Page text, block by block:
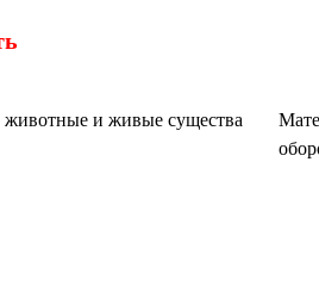
животные и живые существа